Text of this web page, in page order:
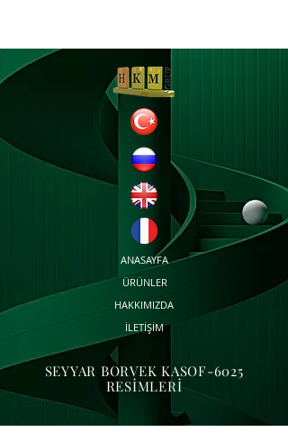
ANASAYFA
ÜRÜNLER
HAKKIMIZDA
İLETİŞİM
SEYYAR BORVEK KASOF-6025
RESİMLERİ